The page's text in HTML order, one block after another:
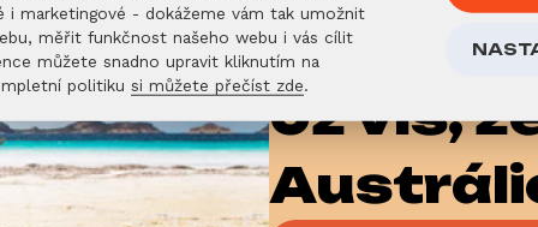
Už víš,
i marketingové - dokážeme vám tak umožnit
měřit funkčnost našeho webu i vás cílit
můžete snadno upravit kliknutím na
politiku si můžete přečíst zde.